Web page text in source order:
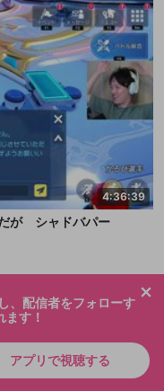
4:36:39
が シャドバパー
、配信者をフォローす
す！
アプリで視聴する